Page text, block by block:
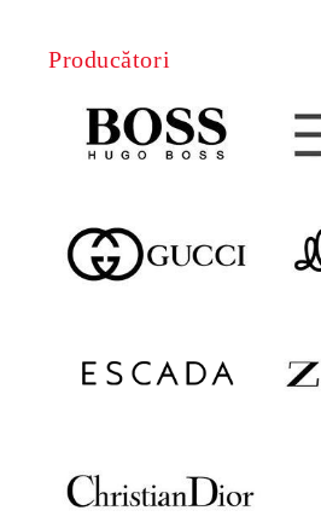
Producători